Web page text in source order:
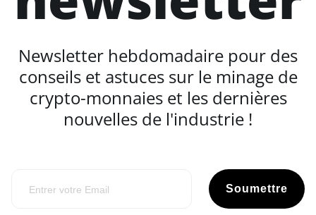
Newsletter hebdomadaire pour des
conseils et astuces sur le minage de
crypto-monnaies et les dernières
nouvelles de l'industrie !
Soumettre